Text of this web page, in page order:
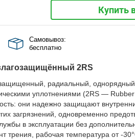
Купить
Самовывоз:
бесплатно
2RS
радиальный,
уплотнениями (2RS —
они надежно защищают
загрязнений, одновременно
в эксплуатации без
рабочая температура от -